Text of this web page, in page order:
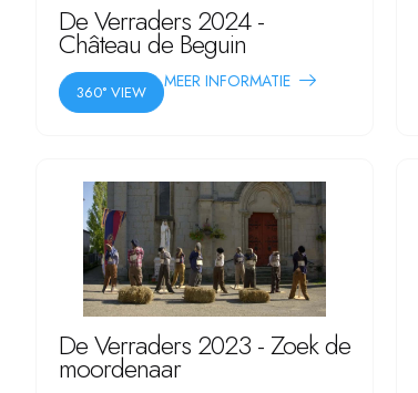
De Verraders 2024 -
Château de Beguin
360° VIEW
MEER INFORMATIE
De Verraders 2023 - Zoek de
moordenaar